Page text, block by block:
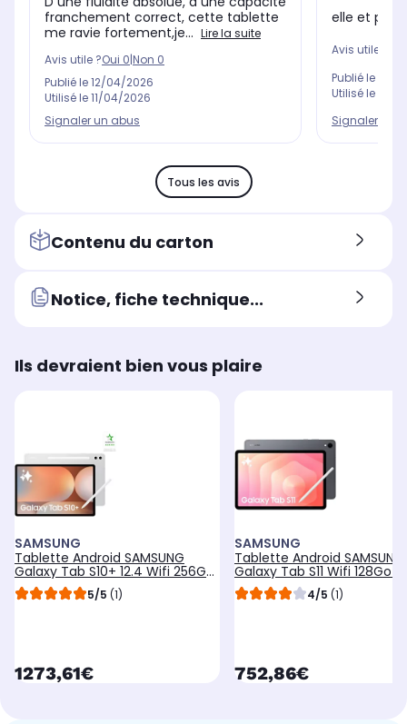
franchement correct, cette tablette
me ravie fortement,je... Lire la suite
Avis utile ?Oui 0 Non 0
Publié le12/04/2026
Utilisé le11/04/2026
Signaler un abus
elle et
Avis utile ?
Publié le
Utilisé le
Signaler un
Tous les avis
Contenu du carton
Notice, fiche technique...
Ils devraient bien vous plaire
SAMSUNG
Tablette Android SAMSUNG
Galaxy Tab S10+ 12.4 Wifi 256Go
Silver avec Galaxy IA
5/5 (1)
currentPrice
1273,61€
SAMSUNG
Tablette Android SAMSUNG
Galaxy Tab S11 Wifi 128Go
avec Galaxy IA
4/5 (1)
currentPrice
752,86€